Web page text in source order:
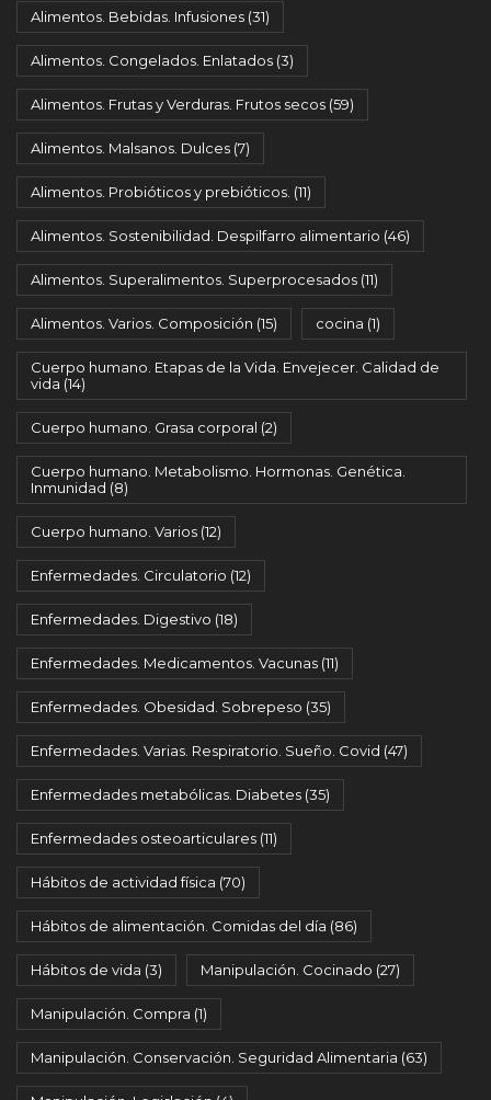
Alimentos. Bebidas. Infusiones (31)
Alimentos. Congelados. Enlatados (3)
Alimentos. Frutas y Verduras. Frutos secos (59)
Alimentos. Malsanos. Dulces (7)
Alimentos. Probióticos y prebióticos. (11)
Alimentos. Sostenibilidad. Despilfarro alimentario (46)
Alimentos. Superalimentos. Superprocesados (11)
Alimentos. Varios. Composición (15) cocina (1)
Cuerpo humano. Etapas de la Vida. Envejecer. Calidad de
vida (14)
Cuerpo humano. Grasa corporal (2)
Cuerpo humano. Metabolismo. Hormonas. Genética.
Inmunidad (8)
Cuerpo humano. Varios (12)
Enfermedades. Circulatorio (12)
Enfermedades. Digestivo (18)
Enfermedades. Medicamentos. Vacunas (11)
Enfermedades. Obesidad. Sobrepeso (35)
Enfermedades. Varias. Respiratorio. Sueño. Covid (47)
Enfermedades metabólicas. Diabetes (35)
Enfermedades osteoarticulares (11)
Hábitos de actividad física (70)
Hábitos de alimentación. Comidas del día (86)
Hábitos de vida (3) Manipulación. Cocinado (27)
Manipulación. Compra (1)
Manipulación. Conservación. Seguridad Alimentaria (63)